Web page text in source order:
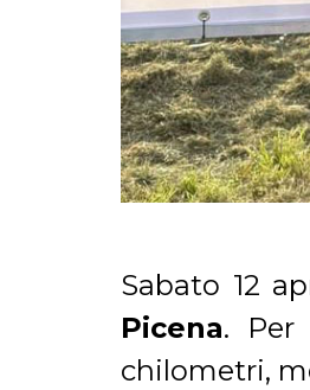
Sabato 12
Picena. Per
chilometri,